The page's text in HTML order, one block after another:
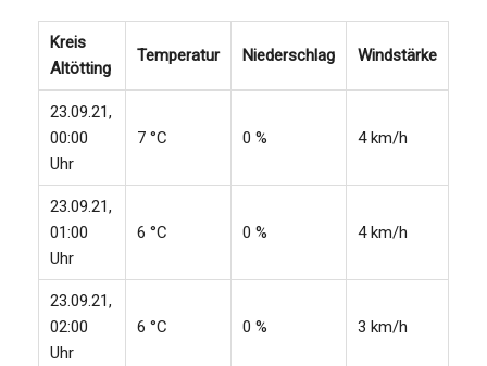
Kreis
Altötting
Temperatur Niederschlag Windstärke
23.09.21,
00:00
Uhr
7 °C 0 % 4 km/h
23.09.21,
01:00
Uhr
6 °C 0 % 4 km/h
23.09.21,
02:00
Uhr
6 °C 0 % 3 km/h